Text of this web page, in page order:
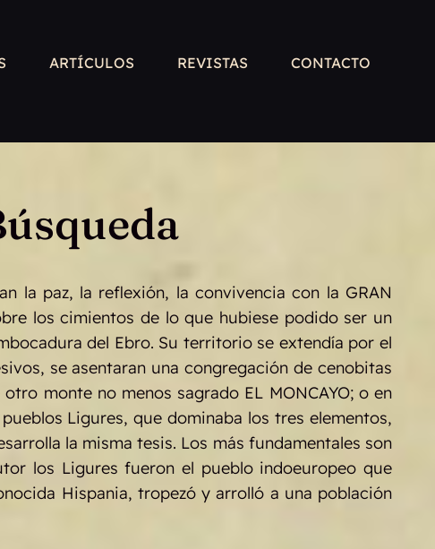
ARTÍCULOS REVISTAS CONTACTO
la paz, la reflexión, la convivencia con la GRAN
los cimientos de lo que hubiese podido ser un
del Ebro. Su territorio se extendía por el
se asentaran una congregación de cenobitas
monte no menos sagrado EL MONCAYO; o en
Ligures, que dominaba los tres elementos,
la misma tesis. Los más fundamentales son
los Ligures fueron el pueblo indoeuropeo que
Hispania, tropezó y arrolló a una población